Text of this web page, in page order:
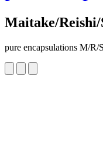
Maitake/
pure encapsulations M/R/